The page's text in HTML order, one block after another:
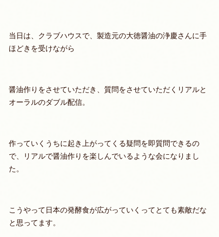
当日は、クラブハウスで、製造元の大徳醤油の浄慶さんに手
ほどきを受けながら
醤油作りをさせていただき、質問をさせていただくリアルと
オーラルのダブル配信。
作っていくうちに起き上がってくる疑問を即質問できるの
で、リアルで醤油作りを楽しんでいるような会になりまし
た。
こうやって日本の発酵食が広がっていくってとても素敵だな
と思ってます。